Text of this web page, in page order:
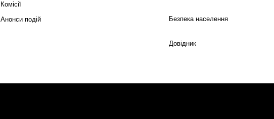
Комісії
Анонси подій Безпека населення
Довідник